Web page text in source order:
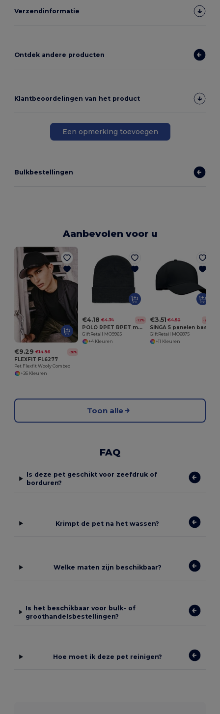
Verzendinformatie
Ontdek andere producten
Klantbeoordelingen van het product
Een opmerking toevoegen
Bulkbestellingen
Aanbevolen voor u
€9.29 €14.96 -38%
FLEXFIT FL6277
Pet Flexfit Wooly Combed
+26 Kleuren
€4.18 €4.74 -12%
POLO RPET RPET muts met omslag
GiftRetail MO9965
+4 Kleuren
€3.51 €4.50 -22%
GiftRetail MO6875
+11 Kleuren
Toon alle
FAQ
Is deze pet geschikt voor zeefdruk of
borduren?
Krimpt de pet na het wassen?
Welke maten zijn beschikbaar?
Is het beschikbaar voor bulk- of
groothandelsbestellingen?
Hoe moet ik deze pet reinigen?